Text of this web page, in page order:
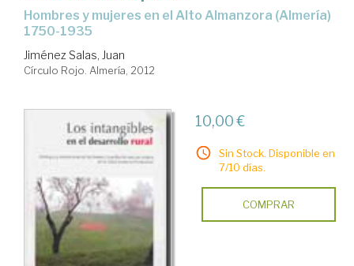
hombres y mujeres en el Alto Almanzora (Almería)
1750-1935
Jiménez Salas, Juan
Círculo Rojo. Almería, 2012
10,00 €
Sin Stock. Disponible en
7/10 días.
COMPRAR